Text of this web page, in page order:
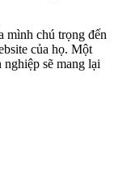
mình chú trọng đến
của họ. Một
sẽ mang lại